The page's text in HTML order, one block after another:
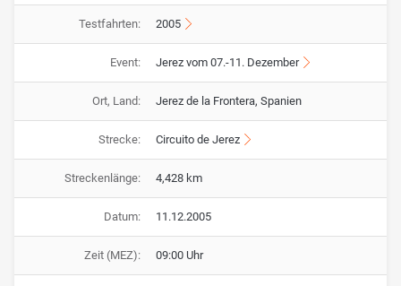
Testfahrten: 2005
Event: Jerez vom 07.-11. Dezember
Ort, Land: Jerez de la Frontera, Spanien
Strecke: Circuito de Jerez
Streckenlänge: 4,428 km
Datum: 11.12.2005
Zeit (MEZ): 09:00 Uhr